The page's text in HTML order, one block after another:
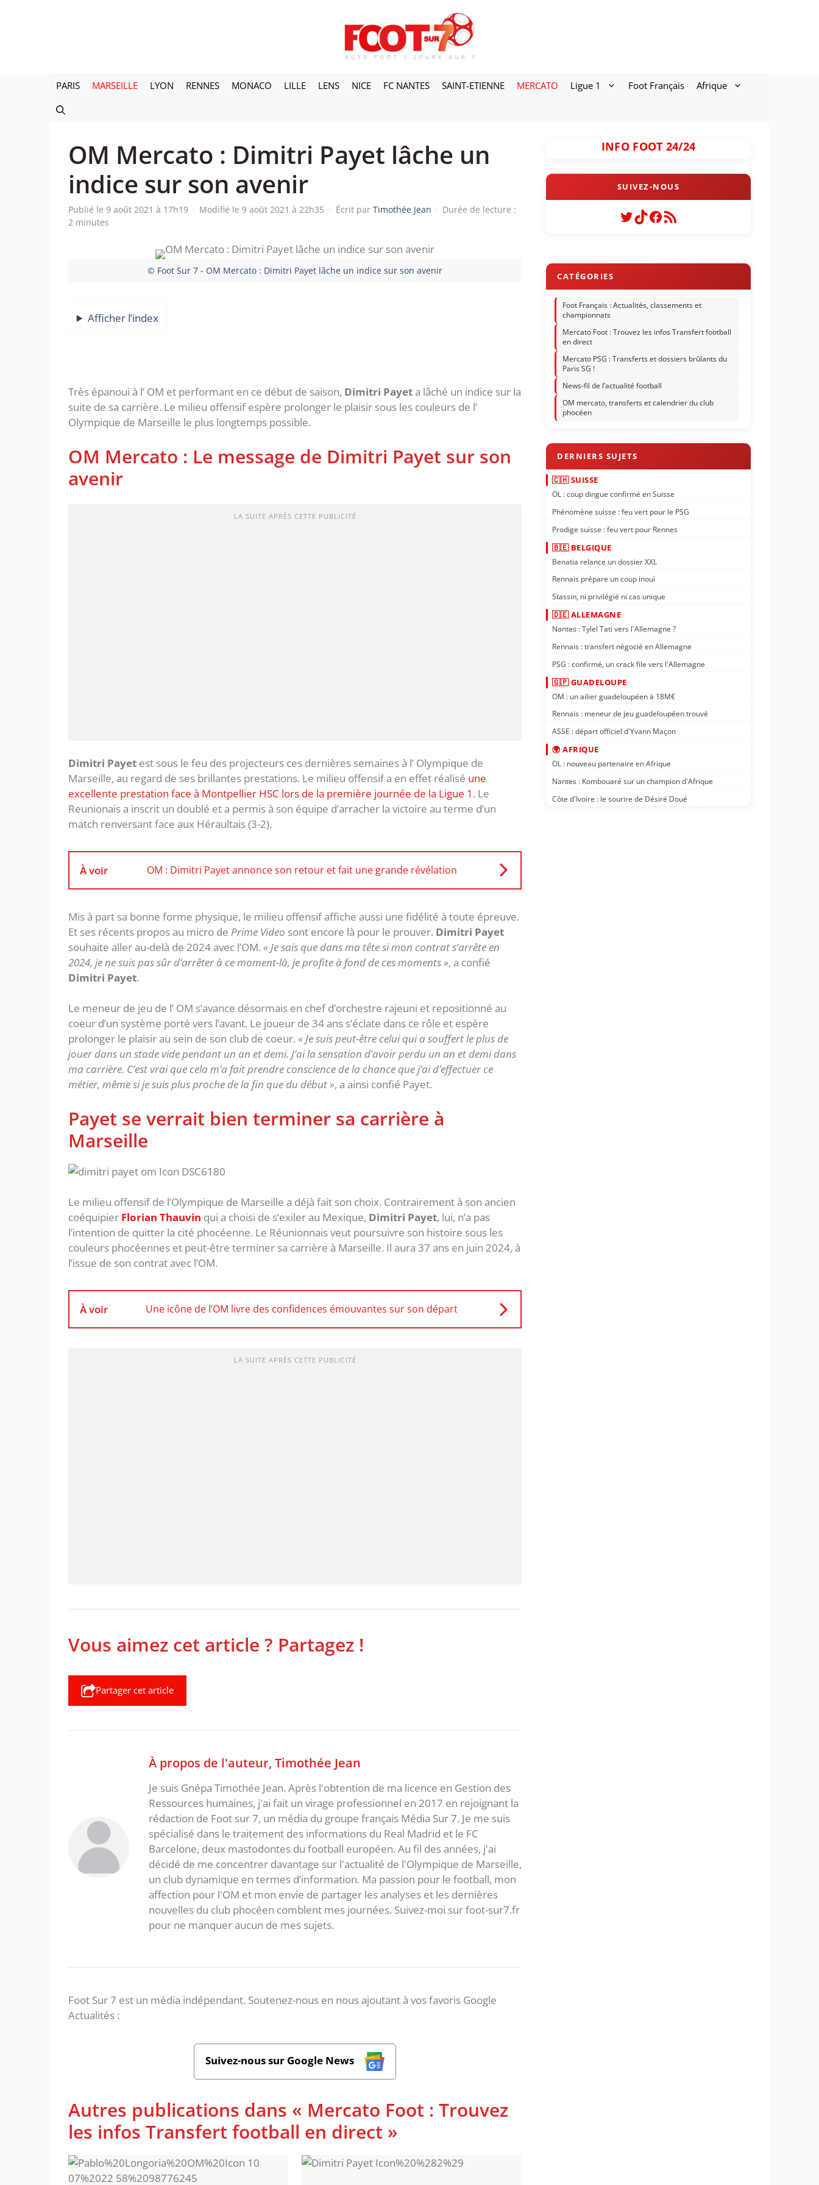
PARIS MARSEILLE LYON RENNES MONACO LILLE LENS NICE FC NANTES SAINT-ETIENNE MERCATO Ligue 1 Foot Français Afrique
OM Mercato : Dimitri Payet lâche un
indice sur son avenir
Publié le 9 août 2021 à 17h19 · Modifié le 9 août 2021 à 22h35 · Écrit par Timothée Jean · Durée de lecture :
2 minutes
© Foot Sur 7 - OM Mercato : Dimitri Payet lâche un indice sur son avenir
Afficher l’index
Très épanoui à l’ OM et performant en ce début de saison, Dimitri Payeta lâché un indice sur la
suite de sa carrière. Le milieu offensif espère prolonger le plaisir sous les couleurs de l’
Olympique de Marseille le plus longtemps possible.
OM Mercato : Le message de Dimitri Payet sur son
avenir
LA SUITE APRÈS CETTE PUBLICITÉ
Dimitri Payet est sous le feu des projecteurs ces dernières semaines à l’ Olympique de
Marseille, au regard de ses brillantes prestations. Le milieu offensif a en effet réalisé une
excellente prestation face à Montpellier HSC lors de la première journée de la Ligue 1 . Le
Reunionais a inscrit un doublé et a permis à son équipe d’arracher la victoire au terme d’un
match renversant face aux Héraultais (3-2).
À voir OM : Dimitri Payet annonce son retour et fait une grande révélation
Mis à part sa bonne forme physique, le milieu offensif affiche aussi une fidélité à toute épreuve.
Et ses récents propos au micro de Prime Video sont encore là pour le prouver. Dimitri Payet
souhaite aller au-delà de 2024 avec l’OM. « Je sais que dans ma tête si mon contrat s’arrête en
2024, je ne suis pas sûr d’arrêter à ce moment-là, je profite à fond de ces moments », a confié
Dimitri Payet.
Le meneur de jeu de l’ OM s’avance désormais en chef d’orchestre rajeuni et repositionné au
coeur d’un système porté vers l’avant. Le joueur de 34 ans s’éclate dans ce rôle et espère
prolonger le plaisir au sein de son club de coeur. « Je suis peut-être celui qui a souffert le plus de
jouer dans un stade vide pendant un an et demi. J’ai la sensation d’avoir perdu un an et demi dans
ma carrière. C’est vrai que cela m’a fait prendre conscience de la chance que j’ai d’effectuer ce
métier, même si je suis plus proche de la fin que du début », a ainsi confié Payet.
Payet se verrait bien terminer sa carrière à
Marseille
Le milieu offensif de l’Olympique de Marseille a déjà fait son choix. Contrairement à son ancien
coéquipier Florian Thauvin qui a choisi de s’exiler au Mexique, Dimitri Payet, lui, n’a pas
l’intention de quitter la cité phocéenne. Le Réunionnais veut poursuivre son histoire sous les
couleurs phocéennes et peut-être terminer sa carrière à Marseille. Il aura 37 ans en juin 2024, à
l’issue de son contrat avec l’OM.
À voir Une icône de l’OM livre des confidences émouvantes sur son départ
LA SUITE APRÈS CETTE PUBLICITÉ
Vous aimez cet article ? Partagez !
Partager cet article
À propos de l'auteur, Timothée Jean
Je suis Gnépa Timothée Jean. Après l'obtention de ma licence en Gestion des
Ressources humaines, j'ai fait un virage professionnel en 2017 en rejoignant la
rédaction de Foot sur 7, un média du groupe français Média Sur 7. Je me suis
spécialisé dans le traitement des informations du Real Madrid et le FC
Barcelone, deux mastodontes du football européen. Au fil des années, j'ai
décidé de me concentrer davantage sur l'actualité de l'Olympique de Marseille,
un club dynamique en termes d’information. Ma passion pour le football, mon
affection pour l'OM et mon envie de partager les analyses et les dernières
nouvelles du club phocéen comblent mes journées. Suivez-moi sur foot-sur7.fr
pour ne manquer aucun de mes sujets.
Foot Sur 7 est un média indépendant. Soutenez-nous en nous ajoutant à vos favoris Google
Actualités :
Suivez-nous sur Google News
Autres publications dans « Mercato Foot : Trouvez
les infos Transfert football en direct »
INFO FOOT 24/24
Twitter
TikTok
Facebook
Flux RSS
Foot Français : Actualités, classements et
championnats
Mercato Foot : Trouvez les infos Transfert football
en direct
Mercato PSG : Transferts et dossiers brûlants du
Paris SG !
News-fil de l’actualité football
OM mercato, transferts et calendrier du club
phocéen
🇨🇭 SUISSE
OL : coup dingue confirmé en Suisse
Phénomène suisse : feu vert pour le PSG
Prodige suisse : feu vert pour Rennes
🇧🇪 BELGIQUE
Benatia relance un dossier XXL
Rennais prépare un coup inouï
Stassin, ni privilégié ni cas unique
🇩🇪 ALLEMAGNE
Nantes : Tylel Tati vers l'Allemagne ?
Rennais : transfert négocié en Allemagne
PSG : confirmé, un crack file vers l'Allemagne
🇬🇵 GUADELOUPE
OM : un ailier guadeloupéen à 18M€
Rennais : meneur de jeu guadeloupéen trouvé
ASSE : départ officiel d'Yvann Maçon
🌍 AFRIQUE
OL : nouveau partenaire en Afrique
Nantes : Kombouaré sur un champion d'Afrique
Côte d'Ivoire : le sourire de Désiré Doué